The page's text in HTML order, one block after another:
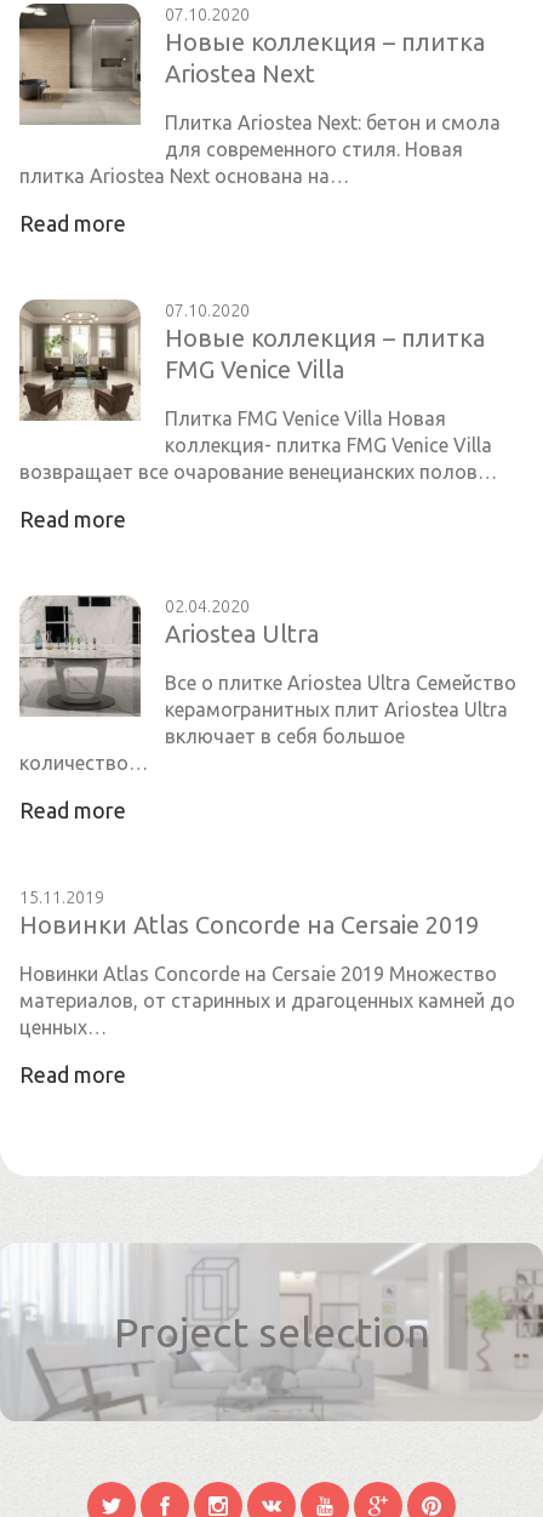
07.10.2020
Новые коллекция – плитка
Ariostea Next
Плитка Ariostea Next: бетон и смола
для современного стиля. Новая
плитка Ariostea Next основана на…
Read more
07.10.2020
Новые коллекция – плитка
FMG Venice Villa
Плитка FMG Venice Villa Новая
коллекция- плитка FMG Venice Villa
возвращает все очарование венецианских полов…
Read more
02.04.2020
Ariostea Ultra
Все о плитке Ariostea Ultra Семейство
керамогранитных плит Ariostea Ultra
включает в себя большое
количество…
Read more
15.11.2019
Новинки Atlas Concorde на Cersaie 2019
Новинки Atlas Concorde на Cersaie 2019 Множество
материалов, от старинных и драгоценных камней до
ценных…
Read more
Project selection